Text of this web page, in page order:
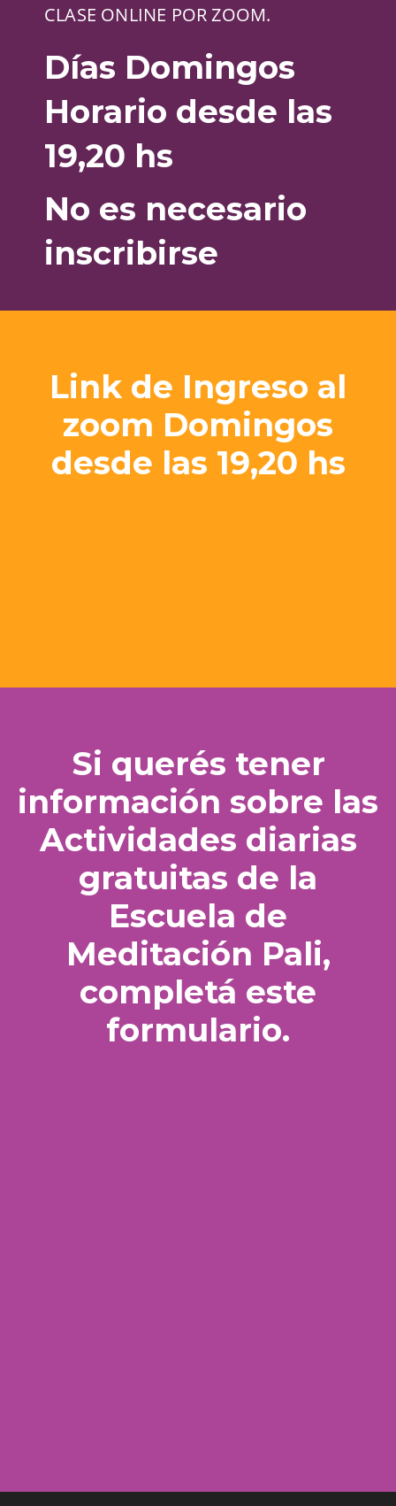
CLASE ONLINE POR ZOOM.
Días Domingos
Horario desde las
19,20 hs
No es necesario
inscribirse
Link de Ingreso al
zoom Domingos
desde las 19,20 hs
Si querés tener
información sobre las
Actividades diarias
gratuitas de la
Escuela de
Meditación Pali,
completá este
formulario.